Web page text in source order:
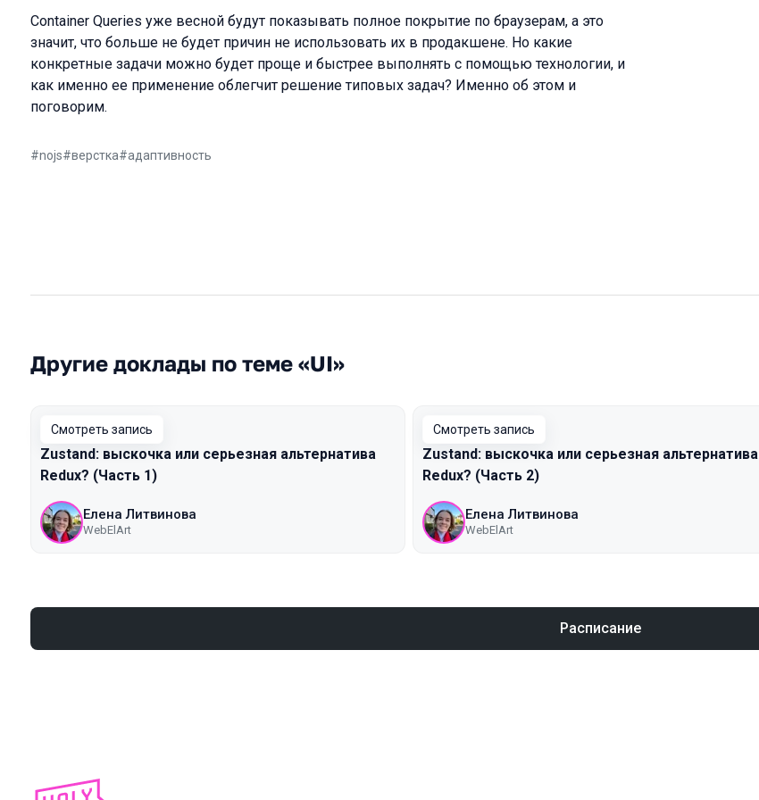
Container Queries уже весной будут показывать полное покрытие по браузерам, а это
значит, что больше не будет причин не использовать их в продакшене. Но какие
конкретные задачи можно будет проще и быстрее выполнять с помощью технологии, и
как именно ее применение облегчит решение типовых задач? Именно об этом и
поговорим.
#nojs#верстка#адаптивность
Другие доклады по теме «UI»
Смотреть запись
Zustand: выскочка или серьезная альтернатива
Redux? (Часть 1)
Елена Литвинова
WebElArt
Смотреть запись
Zustand: выскочка или серьезная альтернатива
Redux? (Часть 2)
Елена Литвинова
WebElArt
Расписание